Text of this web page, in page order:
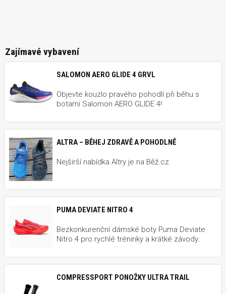
Zajímavé vybavení
SALOMON AERO GLIDE 4 GRVL
Objevte kouzlo pravého pohodlí při běhu s
botami Salomon AERO GLIDE 4!
ALTRA – BĚHEJ ZDRAVĚ A POHODLNĚ
Nejširší nabídka Altry je na Běž.cz
PUMA DEVIATE NITRO 4
Bezkonkurenční dámské boty Puma Deviate
Nitro 4 pro rychlé tréninky a krátké závody.
COMPRESSPORT PONOŽKY ULTRA TRAIL